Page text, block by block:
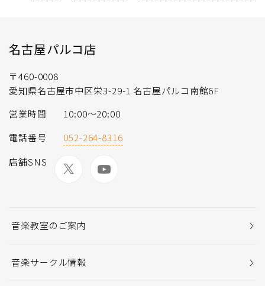
名古屋パルコ店
〒460-0008
愛知県名古屋市中区栄3-29-1 名古屋パルコ南館6F
営業時間
10:00～20:00
電話番号
052-264-8316
店舗SNS
音楽教室のご案内
音楽サークル情報